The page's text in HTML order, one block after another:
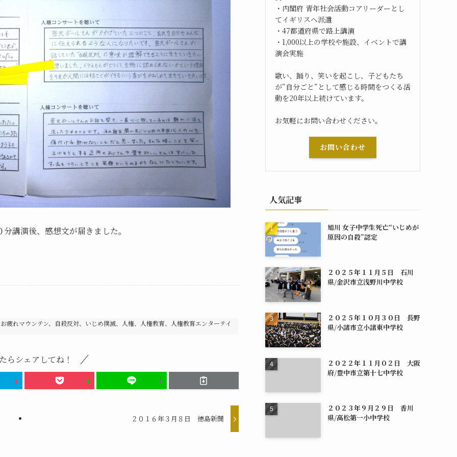
講演後、感想文が届きました。
れマウンテン、自殺反対、いじめ撲滅、人権、人権教育、人権教育エンターテイ
らシェアしてね！
２０１６年３月８日 徳島新聞
・内閣府 青年社会活動コアリーダーとし
てイギリスへ派遣
・47都道府県で路上講演
・1,000以上の学校や施設、イベントで講
演会実施
歌い、踊り、笑いを起こし、子どもたち
が”自分ごと”として感じる時間をつくる活
動を20年以上続けています。
お気軽にお問い合わせください。
お問い合わせ
人気記事
旭川 女子中学生死亡“いじめが
原因の自殺”認定
２０２５年１１月５日 石川
県/金沢市立浅野川中学校
２０２５年１０月３０日 長野
県/小諸市立小諸東中学校
２０２２年１１月０２日 大阪
府/豊中市立第十七中学校
２０２３年９月２９日 香川
県/高松第一小中学校